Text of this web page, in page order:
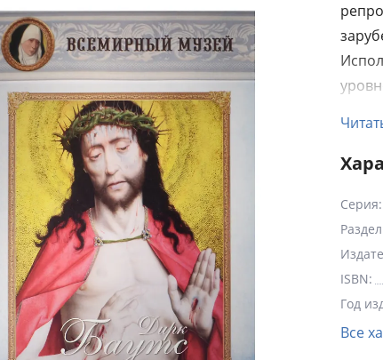
зала
Серия:
ISBN:
Год
Все